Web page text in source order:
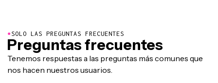
●SOLO LAS PREGUNTAS FRECUENTES
Preguntas frecuentes
Tenemos respuestas a las preguntas más comunes que
nos hacen nuestros usuarios.